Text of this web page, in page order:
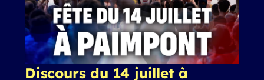
Discours du 14 juillet à